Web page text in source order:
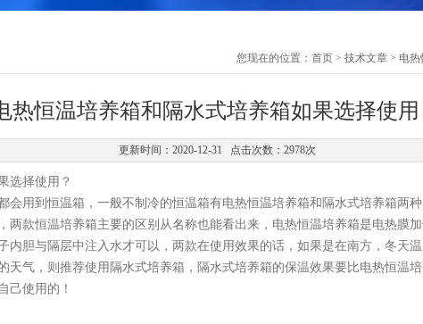
您现在的位置： 首页 > 技术文章 > 电热
热恒温培养箱和隔水式培养箱如果选择使用
更新时间：2020-12-31 点击次数：2978次
选择使用？
会用到恒温箱，一般不制冷的恒温箱有电热恒温培养箱和隔水式培养箱两
两款恒温培养箱主要的区别从名称也能看出来，电热恒温培养箱是电热膜
内胆与隔层中注入水才可以，两款在使用效果的话，如果是在南方，冬天
天气，则推荐使用隔水式培养箱，隔水式培养箱的保温效果要比电热恒温
己使用的！